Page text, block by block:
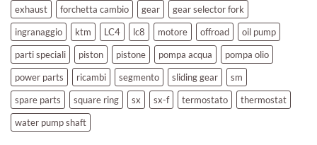
exhaust
forchetta cambio gear
gear selector fork
ingranaggio
ktm LC4 lc8 motore offroad
oil pump
parti speciali
piston pistone pompa acqua
pompa olio
power parts
ricambi segmento sliding gear
sm
spare parts
square ring sx sx-f termostato
thermostat
water pump shaft